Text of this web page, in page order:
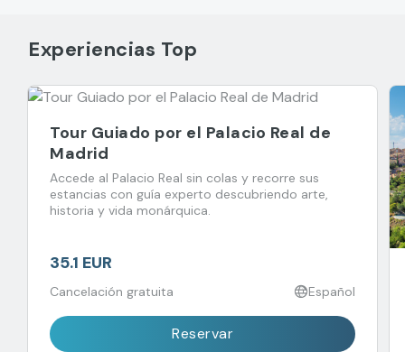
Experiencias Top
Tour Guiado por el Palacio Real de
Madrid
Accede al Palacio Real sin colas y recorre sus
estancias con guía experto descubriendo arte,
historia y vida monárquica.
35.1 EUR
Cancelación gratuita Español
Reservar